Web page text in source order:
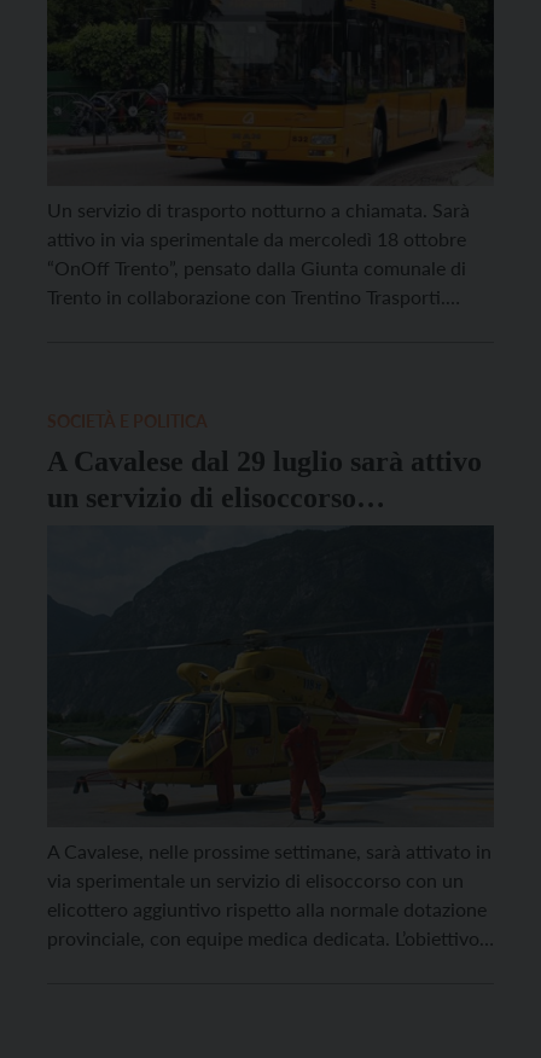
Un servizio di trasporto notturno a chiamata. Sarà
attivo in via sperimentale da mercoledì 18 ottobre
“OnOff Trento”, pensato dalla Giunta comunale di
Trento in collaborazione con Trentino Trasporti.
A Cavalese dal 29 luglio sarà attivo
un servizio di elisoccorso
A Cavalese, nelle prossime settimane, sarà attivato in
via sperimentale un servizio di elisoccorso con un
elicottero aggiuntivo rispetto alla normale dotazione
provinciale, con equipe medica dedicata. L’obiettivo è